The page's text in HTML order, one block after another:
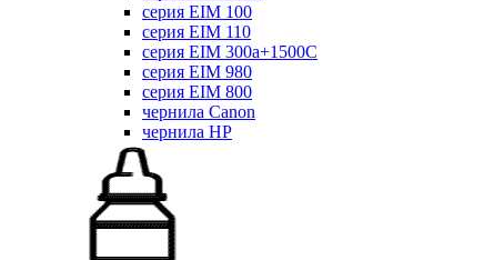
серия EIM 100
серия EIM 110
серия EIM 300a+1500C
серия EIM 980
серия EIM 800
чернила Canon
чернила HP